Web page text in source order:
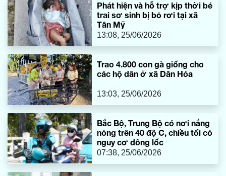
Phát hiện và hỗ trợ kịp thời bé
trai sơ sinh bị bỏ rơi tại xã
Tân Mỹ
13:08, 25/06/2026
Trao 4.800 con gà giống cho
các hộ dân ở xã Dân Hóa
13:03, 25/06/2026
Bắc Bộ, Trung Bộ có nơi nắng
nóng trên 40 độ C, chiều tối có
nguy cơ dông lốc
07:38, 25/06/2026